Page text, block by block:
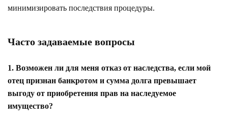
минимизировать последствия процедуры.
Часто задаваемые вопросы
1. Возможен ли для меня отказ от наследства, если мой
отец признан банкротом и сумма долга превышает
выгоду от приобретения прав на наследуемое
имущество?